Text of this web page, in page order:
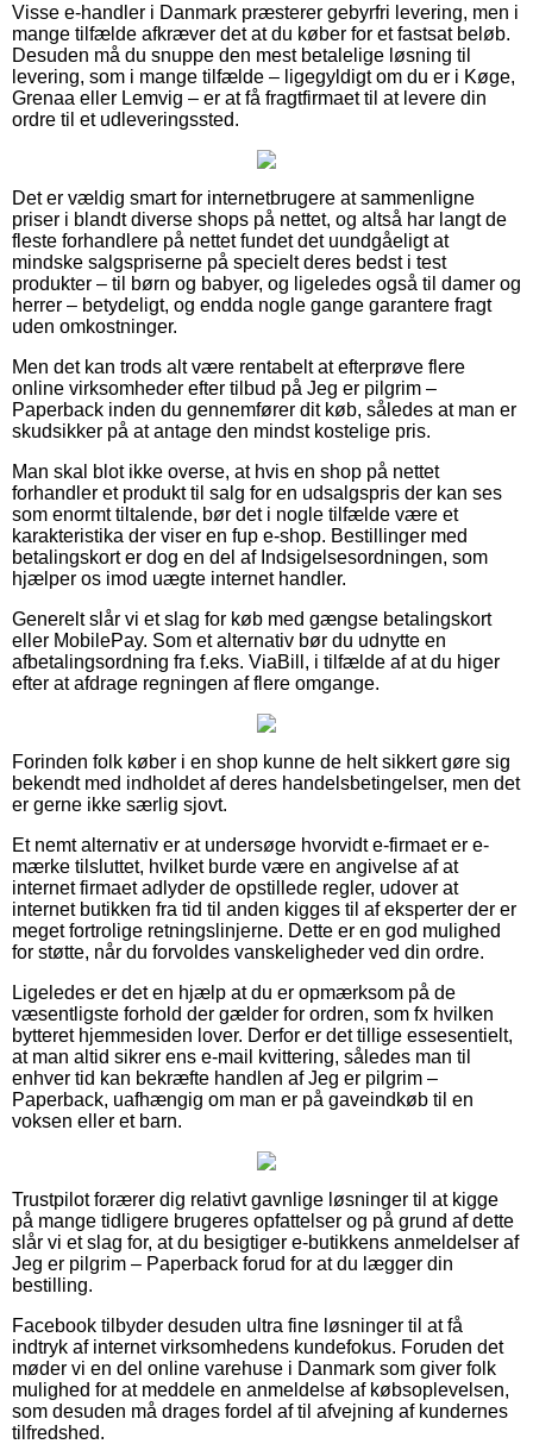
Visse e-handler i Danmark præsterer gebyrfri levering, men i
mange tilfælde afkræver det at du køber for et fastsat beløb.
Desuden må du snuppe den mest betalelige løsning til
levering, som i mange tilfælde – ligegyldigt om du er i Køge,
Grenaa eller Lemvig – er at få fragtfirmaet til at levere din
ordre til et udleveringssted.
Det er vældig smart for internetbrugere at sammenligne
priser i blandt diverse shops på nettet, og altså har langt de
fleste forhandlere på nettet fundet det uundgåeligt at
mindske salgspriserne på specielt deres bedst i test
produkter – til børn og babyer, og ligeledes også til damer og
herrer – betydeligt, og endda nogle gange garantere fragt
uden omkostninger.
Men det kan trods alt være rentabelt at efterprøve flere
online virksomheder efter tilbud på Jeg er pilgrim –
Paperback inden du gennemfører dit køb, således at man er
skudsikker på at antage den mindst kostelige pris.
Man skal blot ikke overse, at hvis en shop på nettet
forhandler et produkt til salg for en udsalgspris der kan ses
som enormt tiltalende, bør det i nogle tilfælde være et
karakteristika der viser en fup e-shop. Bestillinger med
betalingskort er dog en del af Indsigelsesordningen, som
hjælper os imod uægte internet handler.
Generelt slår vi et slag for køb med gængse betalingskort
eller MobilePay. Som et alternativ bør du udnytte en
afbetalingsordning fra f.eks. ViaBill, i tilfælde af at du higer
efter at afdrage regningen af flere omgange.
Forinden folk køber i en shop kunne de helt sikkert gøre sig
bekendt med indholdet af deres handelsbetingelser, men det
er gerne ikke særlig sjovt.
Et nemt alternativ er at undersøge hvorvidt e-firmaet er e-
mærke tilsluttet, hvilket burde være en angivelse af at
internet firmaet adlyder de opstillede regler, udover at
internet butikken fra tid til anden kigges til af eksperter der er
meget fortrolige retningslinjerne. Dette er en god mulighed
for støtte, når du forvoldes vanskeligheder ved din ordre.
Ligeledes er det en hjælp at du er opmærksom på de
væsentligste forhold der gælder for ordren, som fx hvilken
bytteret hjemmesiden lover. Derfor er det tillige essesentielt,
at man altid sikrer ens e-mail kvittering, således man til
enhver tid kan bekræfte handlen af Jeg er pilgrim –
Paperback, uafhængig om man er på gaveindkøb til en
voksen eller et barn.
Trustpilot forærer dig relativt gavnlige løsninger til at kigge
på mange tidligere brugeres opfattelser og på grund af dette
slår vi et slag for, at du besigtiger e-butikkens anmeldelser af
Jeg er pilgrim – Paperback forud for at du lægger din
bestilling.
Facebook tilbyder desuden ultra fine løsninger til at få
indtryk af internet virksomhedens kundefokus. Foruden det
møder vi en del online varehuse i Danmark som giver folk
mulighed for at meddele en anmeldelse af købsoplevelsen,
som desuden må drages fordel af til afvejning af kundernes
tilfredshed.